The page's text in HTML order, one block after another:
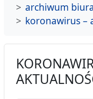
archiwum
koronawirus –